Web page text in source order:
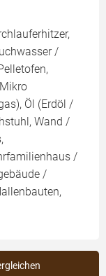
/
Öl (Erdöl /
Wand /
/
/